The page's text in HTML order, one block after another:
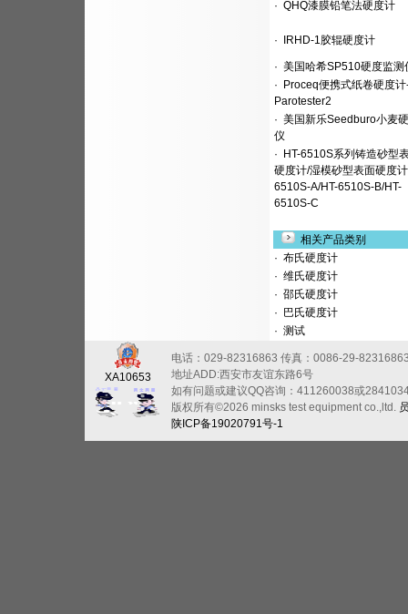
· QHQ漆膜铅笔法硬度计
· IRHD-1胶辊硬度计
· 美国哈希SP510硬度监测
· Proceq便携式纸卷硬度计
Parotester2
· 美国新乐Seedburo小麦
仪
· HT-6510S系列铸造砂型
硬度计/湿模砂型表面硬度
6510S-A/HT-6510S-B/HT-
6510S-C
相关产品类别
· 布氏硬度计
· 维氏硬度计
· 邵氏硬度计
·
巴氏硬度计
· 测试
XA10653
电话：029-82316863 传真：0086-29-
地址ADD:西安市友谊东路6号
如有问题或建议QQ咨询：411260038或
版权所有©2026 minsks test equipment co.,ltd.
陕ICP备19020791号-1